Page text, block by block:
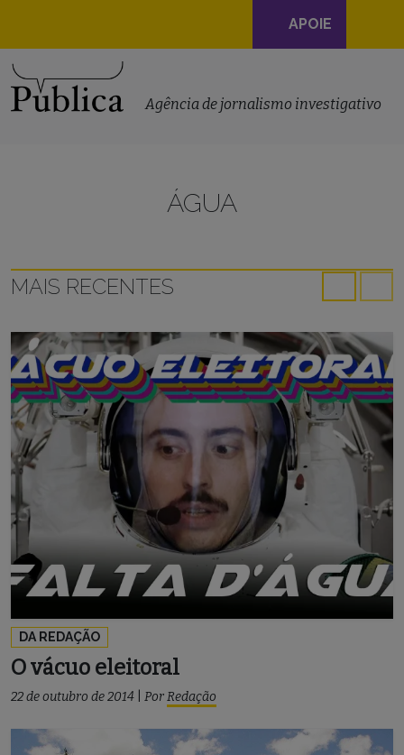
Navegação
principal
APOIE
Agência de jornalismo investigativo
ÁGUA
MAIS RECENTES
DA REDAÇÃO
O vácuo eleitoral
22 de outubro de 2014 PorRedação